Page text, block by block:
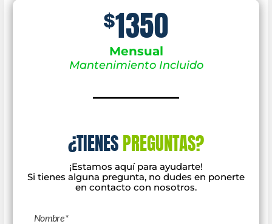
$1350
Mensual
Mantenimiento Incluido
¿TIENESPREGUNTAS?
¡Estamos aquípara ayudarte!
Si tienes alguna pregunta, no dudes en ponerte
en contacto con nosotros.
Nombre*